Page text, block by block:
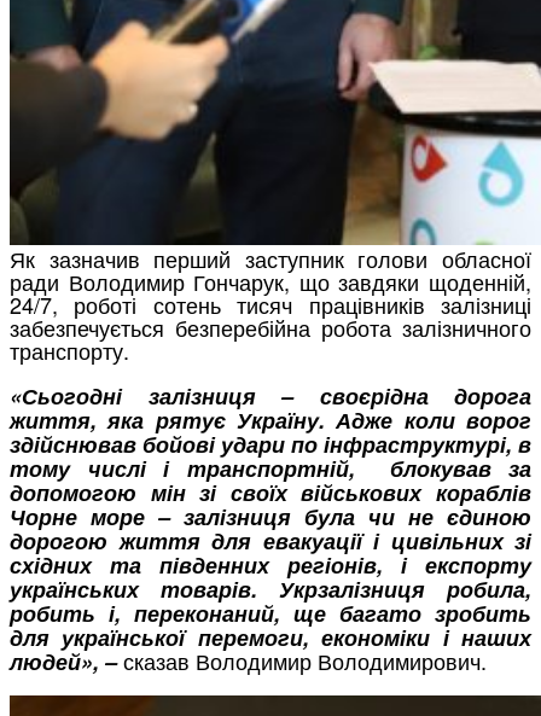
Як зазначив перший заступник голови обласної
ради Володимир Гончарук, що завдяки щоденній,
24/7, роботі сотень тисяч працівників залізниці
забезпечується безперебійна робота залізничного
транспорту.
«Сьогодні залізниця – своєрідна дорога
життя, яка рятує Україну. Адже коли ворог
здійснював бойові удари по інфраструктурі, в
тому числі і транспортній, блокував за
допомогою мін зі своїх військових кораблів
Чорне море – залізниця була чи не єдиною
дорогою життя для евакуації і цивільних зі
східних та південних регіонів, і експорту
українських товарів. Укрзалізниця робила,
робить і, переконаний, ще багато зробить
для української перемоги, економіки і наших
людей», –сказав Володимир Володимирович.